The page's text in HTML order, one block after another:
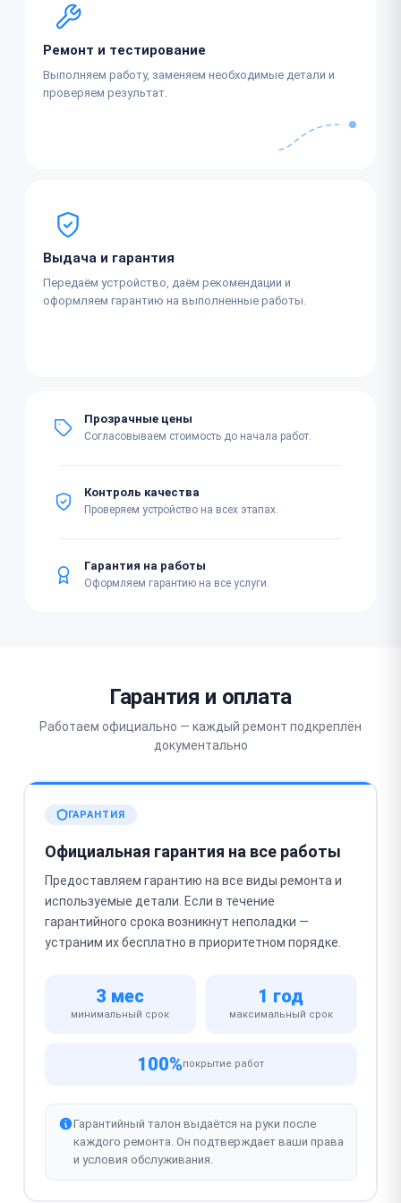
Ремонт и тестирование
Выполняем работу, заменяем необходимые детали и
проверяем результат.
Выдача и гарантия
Передаём устройство, даём рекомендации и
оформляем гарантию на выполненные работы.
Прозрачные цены
Согласовываем стоимость до начала работ.
Контроль качества
Проверяем устройство на всех этапах.
Гарантия на работы
Оформляем гарантию на все услуги.
Гарантия и оплата
Работаем официально — каждый ремонт подкреплён
документально
ГАРАНТИЯ
Официальная гарантия на все работы
Предоставляем гарантию на все виды ремонта и
используемые детали. Если в течение
гарантийного срока возникнут неполадки —
устраним их бесплатно в приоритетном порядке.
3 мес
минимальный срок
1 год
максимальный срок
100%покрытие работ
Гарантийный талон выдаётся на руки после
каждого ремонта. Он подтверждает ваши права
и условия обслуживания.